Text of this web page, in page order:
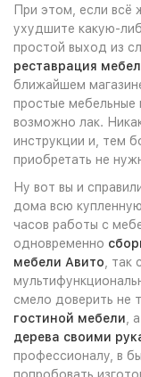
При этом, если всё
ухудшите какую-
простой выход из
реставрация
ближайшем
простые мебельные
возможно лак.
инструкции и, тем
приобретать не
Ну вот вы и
дома всю
часов работы с
одновременно
мебели Авито ,
смело доверить не
гостиной мебели ,
дерева своими
профессионалу, в
попробовать